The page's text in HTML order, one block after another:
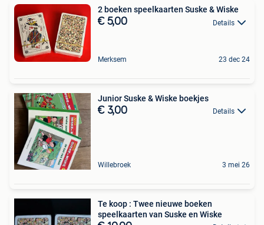
2 boeken speelkaarten Suske & Wiske
€ 5,00 Details
Merksem 23 dec 24
Junior Suske & Wiske boekjes
€ 3,00 Details
Willebroek 3 mei 26
Te koop : Twee nieuwe boeken
speelkaarten van Suske en Wiske